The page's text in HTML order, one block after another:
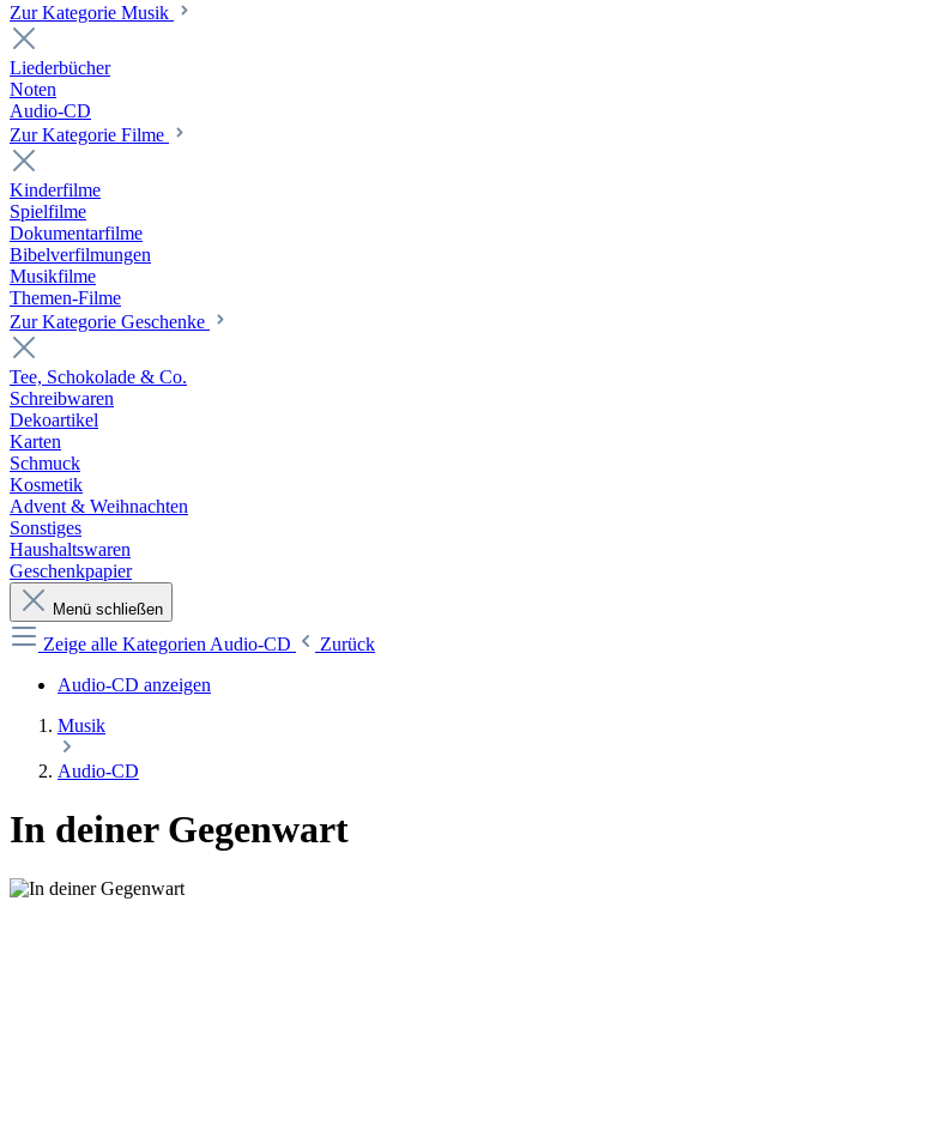
Zur Kategorie Musik
Liederbücher
Noten
Audio-CD
Zur Kategorie Filme
Kinderfilme
Spielfilme
Dokumentarfilme
Bibelverfilmungen
Musikfilme
Themen-Filme
Zur Kategorie Geschenke
Tee, Schokolade & Co.
Schreibwaren
Dekoartikel
Karten
Schmuck
Kosmetik
Advent & Weihnachten
Sonstiges
Haushaltswaren
Geschenkpapier
Menü schließen
Zeige alle Kategorien Audio-CD
Zurück
Audio-CD anzeigen
Musik
Audio-CD
In deiner Gegenwart